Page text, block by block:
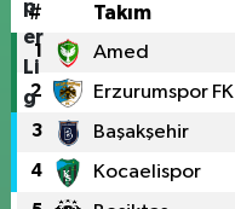
# Takım
1 Amed
2 Erzurumspor FK
3 Başakşehir
4 Kocaelispor